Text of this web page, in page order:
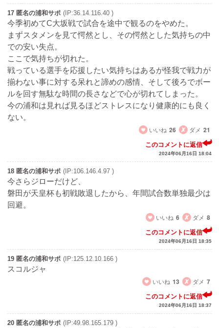
17 匿名の浦和サポ (IP:36.14.116.40 )
今季初めてC大坂戦で試合を途中で観るのをやめた。
まずスタメンを見て愕然とし、その愕然とした気持ちの中
での安い失点。
ここで気持ちが切れた。
戦っている選手を応援したい気持ちはあるが怪我で戦力が
揃わない事に対する呆れと諦めの感情、そして後ろでボー
ルを回す無駄な時間の長さなどで心が切れてしまった。
今の浦和は見れば見るほどストレスになり健康的にも良く
ない。
いいね 26 ダメ 21
このコメントに返信
2024年06月16日 18:04
18 匿名の浦和サポ (IP:106.146.4.97 )
今さらジローだけど、
磐田が天皇杯も初戦敗退したから、年間試合数単独最少は
回避。
いいね 6 ダメ 8
このコメントに返信
2024年06月16日 18:35
19 匿名の浦和サポ (IP:125.12.10.166 )
スコルジャ
いいね 13 ダメ 7
このコメントに返信
2024年06月16日 18:37
20 匿名の浦和サポ (IP:49.98.165.179 )